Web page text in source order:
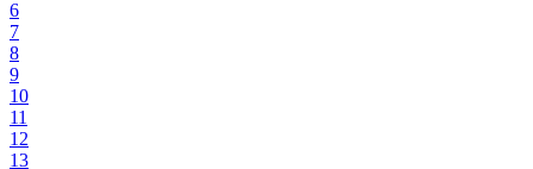
6
7
8
9
10
11
12
13